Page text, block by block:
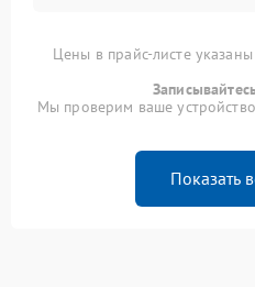
Цены в прайс-листе
Мы проверим ваше
Показать